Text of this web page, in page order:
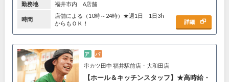
勤務地
福井市内 6店舗
時間
店舗による（10時～24時）★週1日 1日3h
からもＯＫ！
詳細
ア パ
串カツ田中 福井駅前店・大和田店
【ホール＆キッチンスタッフ】★高時給・